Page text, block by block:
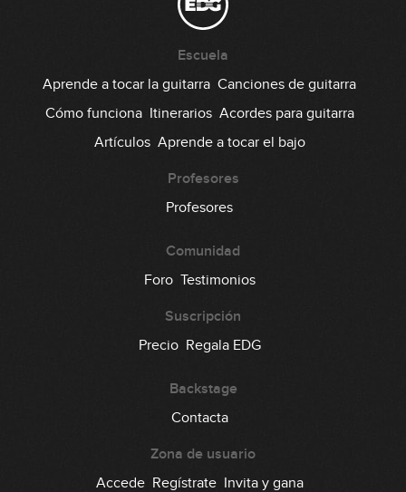
Escuela
Aprende a tocar la guitarra Canciones de guitarra
Cómo funciona Itinerarios Acordes para guitarra
Artículos Aprende a tocar el bajo
Profesores
Profesores
Comunidad
Foro Testimonios
Suscripción
Precio Regala EDG
Backstage
Contacta
Zona de usuario
Accede Regístrate Invita y gana